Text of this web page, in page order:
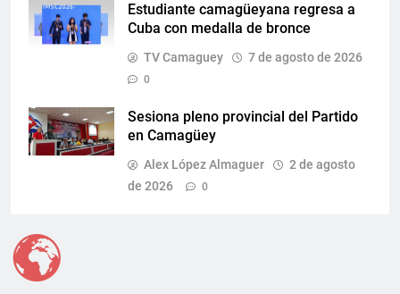
Estudiante camagüeyana regresa a
Cuba con medalla de bronce
TV Camaguey 7 de agosto de 2026
0
Sesiona pleno provincial del Partido
en Camagüey
Alex López Almaguer
2 de agosto
de 2026
0